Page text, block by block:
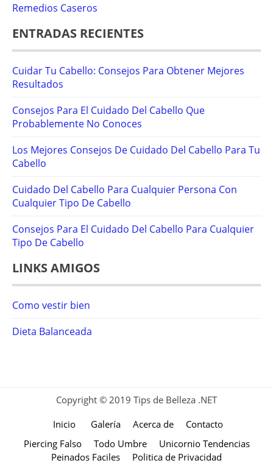
Remedios Caseros
ENTRADAS RECIENTES
Cuidar Tu Cabello: Consejos Para Obtener Mejores
Resultados
Consejos Para El Cuidado Del Cabello Que
Probablemente No Conoces
Los Mejores Consejos De Cuidado Del Cabello Para Tu
Cabello
Cuidado Del Cabello Para Cualquier Persona Con
Cualquier Tipo De Cabello
Consejos Para El Cuidado Del Cabello Para Cualquier
Tipo De Cabello
LINKS AMIGOS
Como vestir bien
Dieta Balanceada
Copyright © 2019 Tips de Belleza .NET
Inicio
Galería Acerca de
Contacto
Piercing Falso
Todo Umbre
Unicornio Tendencias
Peinados Faciles
Politica de Privacidad